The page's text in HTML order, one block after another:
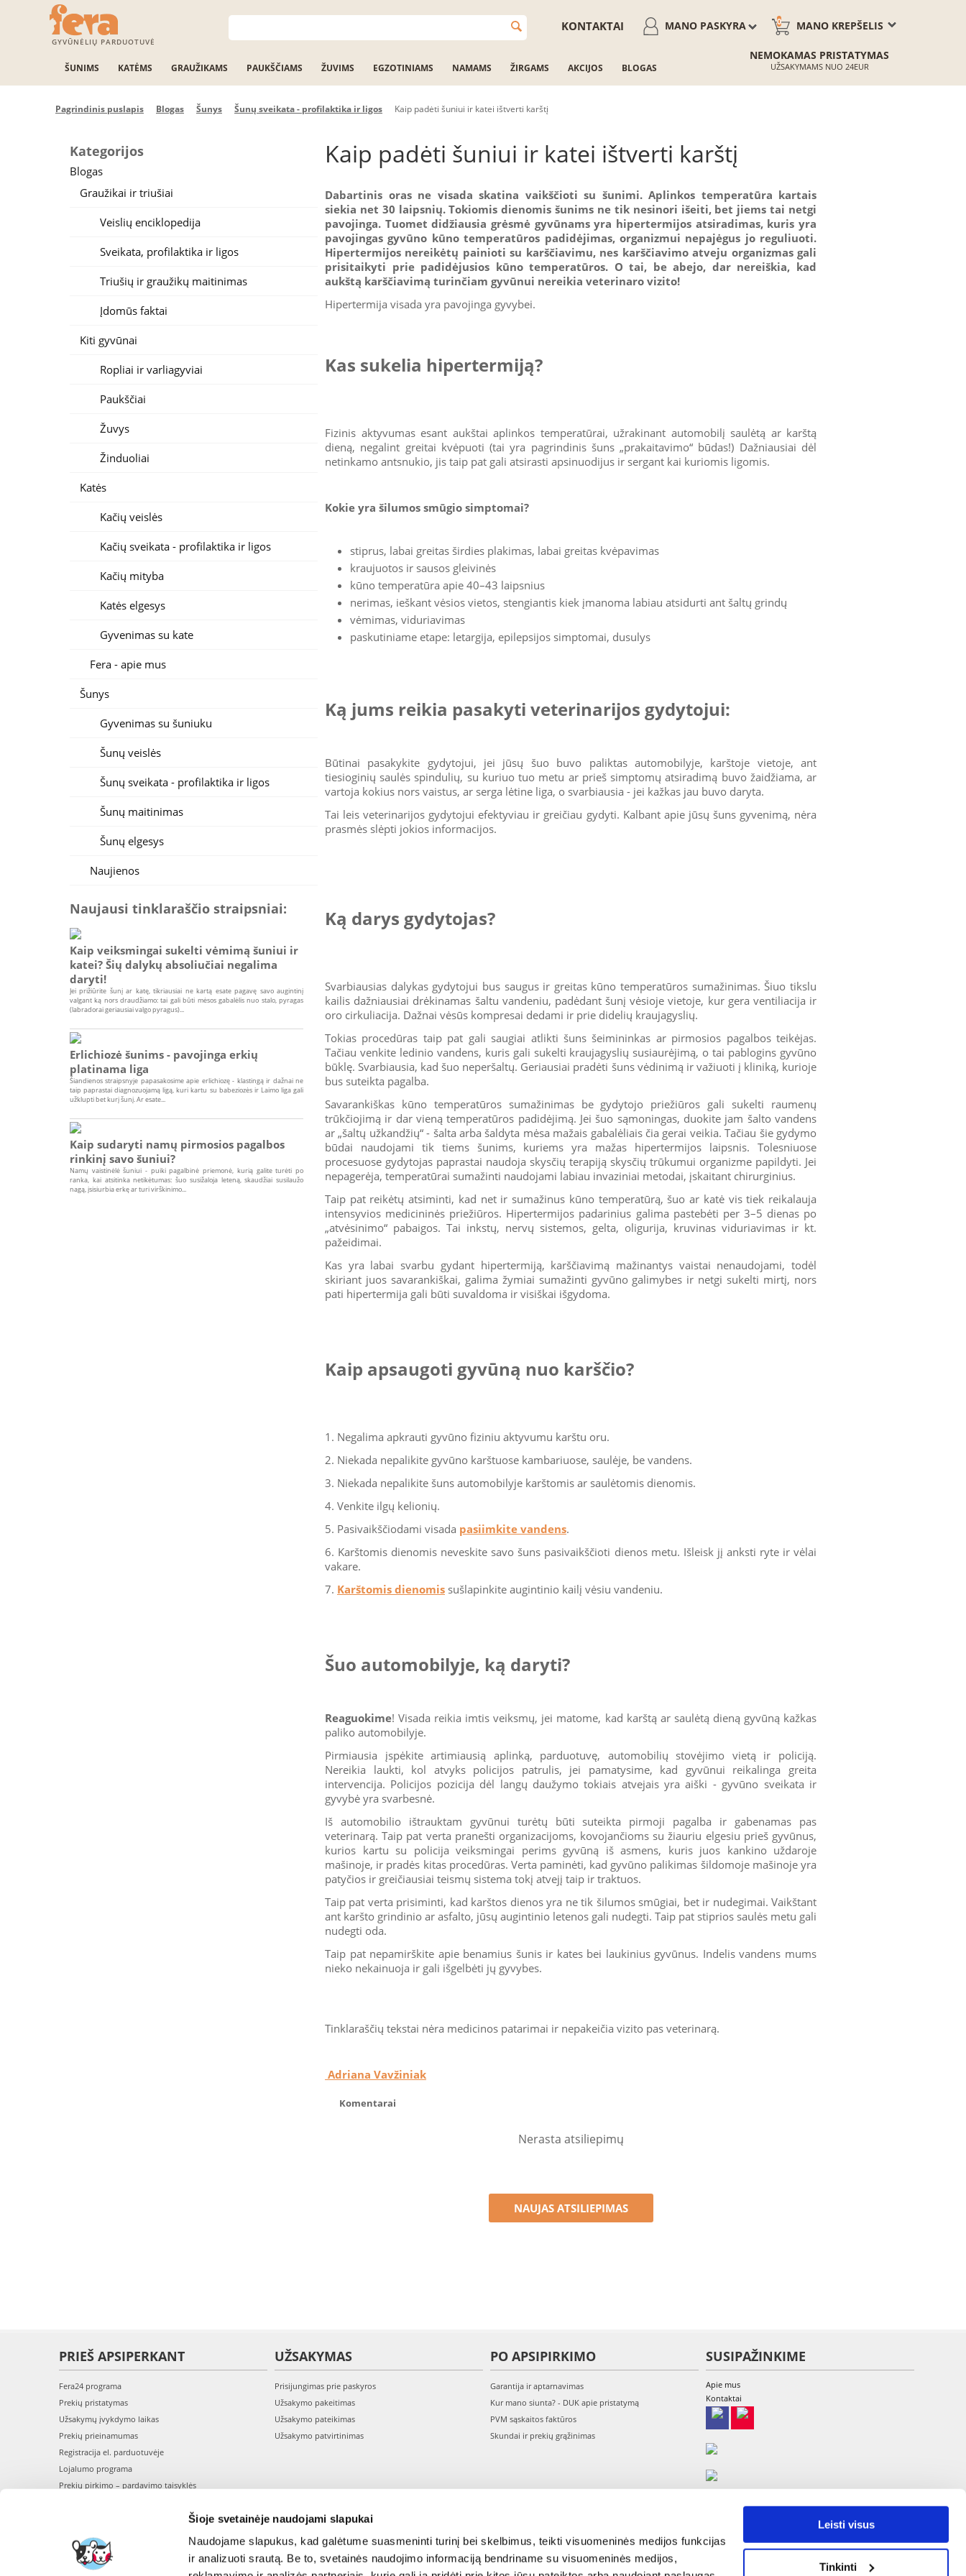
Šioje svetainėje naudojami slapukai
Naudojame slapukus, kad galėtume suasmeninti turinį bei skelbimus, teikti visuomeninės medijos funkcijas
ir analizuoti srautą. Be to, svetainės naudojimo informaciją bendriname su visuomeninės medijos,
Leisti visus
Tinkinti
GYVŪNĖLIŲ PARDUOTUVĖ
MANO KREPŠELIS
0
MANO PASKYRA
KONTAKTAI
ŠUNIMS KATĖMS GRAUŽIKAMS PAUKŠČIAMS ŽUVIMS EGZOTINIAMS NAMAMS ŽIRGAMS AKCIJOS BLOGAS
NEMOKAMAS PRISTATYMAS
UŽSAKYMAMS NUO 24EUR
Pagrindinis puslapis Blogas Šunys Šunų sveikata - profilaktika ir ligos Kaip padėti šuniui ir katei ištverti karštį
Kategorijos
Blogas
Graužikai ir triušiai
Veislių enciklopedija
Sveikata, profilaktika ir ligos
Triušių ir graužikų maitinimas
Įdomūs faktai
Kiti gyvūnai
Ropliai ir varliagyviai
Paukščiai
Žuvys
Žinduoliai
Katės
Kačių veislės
Kačių sveikata - profilaktika ir ligos
Kačių mityba
Katės elgesys
Gyvenimas su kate
Fera - apie mus
Šunys
Gyvenimas su šuniuku
Šunų veislės
Šunų sveikata - profilaktika ir ligos
Šunų maitinimas
Šunų elgesys
Naujienos
Naujausi tinklaraščio straipsniai:
Kaip veiksmingai sukelti vėmimą šuniui ir
katei? Šių dalykų absoliučiai negalima
daryti!
Jei prižiūrite šunį ar katę, tikriausiai ne kartą esate pagavę savo augintinį
valgant ką nors draudžiamo: tai gali būti mėsos gabalėlis nuo stalo, pyragas
(labradorai geriausiai valgo pyragus)...
Erlichiozė šunims - pavojinga erkių
platinama liga
Šiandienos straipsnyje papasakosime apie erlichiozę - klastingą ir dažnai ne
taip paprastai diagnozuojamą ligą, kuri kartu su babeziozės ir Laimo liga gali
užklupti bet kurį šunį. Ar esate...
Kaip sudaryti namų pirmosios pagalbos
rinkinį savo šuniui?
Namų vaistinėlė šuniui - puiki pagalbinė priemonė, kurią galite turėti po
ranka, kai atsitinka netikėtumas: šuo susižaloja leteną, skaudžiai susilaužo
nagą, įsisiurbia erkę ar turi virškinimo...
Kaip padėti šuniui ir katei ištverti karštį
Dabartinis oras ne visada skatina vaikščioti su šunimi. Aplinkos temperatūra kartais
siekia net 30 laipsnių. Tokiomis dienomis šunims ne tik nesinori išeiti, bet jiems tai netgi
pavojinga. Tuomet didžiausia grėsmė gyvūnams yra hipertermijos atsiradimas, kuris yra
pavojingas gyvūno kūno temperatūros padidėjimas, organizmui nepajėgus jo reguliuoti.
Hipertermijos nereikėtų painioti su karščiavimu, nes karščiavimo atveju organizmas gali
prisitaikyti prie padidėjusios kūno temperatūros. O tai, be abejo, dar nereiškia, kad
aukštą karščiavimą turinčiam gyvūnui nereikia veterinaro vizito!
Hipertermija visada yra pavojinga gyvybei.
Kas sukelia hipertermiją?
Fizinis aktyvumas esant aukštai aplinkos temperatūrai, užrakinant automobilį saulėtą ar karštą
dieną, negalint greitai kvėpuoti (tai yra pagrindinis šuns „prakaitavimo“ būdas!) Dažniausiai dėl
netinkamo antsnukio, jis taip pat gali atsirasti apsinuodijus ir sergant kai kuriomis ligomis.
Kokie yra šilumos smūgio simptomai?
stiprus, labai greitas širdies plakimas, labai greitas kvėpavimas
kraujuotos ir sausos gleivinės
kūno temperatūra apie 40–43 laipsnius
nerimas, ieškant vėsios vietos, stengiantis kiek įmanoma labiau atsidurti ant šaltų grindų
vėmimas, viduriavimas
paskutiniame etape: letargija, epilepsijos simptomai, dusulys
Ką jums reikia pasakyti veterinarijos gydytojui:
Būtinai pasakykite gydytojui, jei jūsų šuo buvo paliktas automobilyje, karštoje vietoje, ant
tiesioginių saulės spindulių, su kuriuo tuo metu ar prieš simptomų atsiradimą buvo žaidžiama, ar
vartoja kokius nors vaistus, ar serga lėtine liga, o svarbiausia - jei kažkas jau buvo daryta.
Tai leis veterinarijos gydytojui efektyviau ir greičiau gydyti. Kalbant apie jūsų šuns gyvenimą, nėra
prasmės slėpti jokios informacijos.
Ką darys gydytojas?
Svarbiausias dalykas gydytojui bus saugus ir greitas kūno temperatūros sumažinimas. Šiuo tikslu
kailis dažniausiai drėkinamas šaltu vandeniu, padėdant šunį vėsioje vietoje, kur gera ventiliacija ir
oro cirkuliacija. Dažnai vėsūs kompresai dedami ir prie didelių kraujagyslių.
Tokias procedūras taip pat gali saugiai atlikti šuns šeimininkas ar pirmosios pagalbos teikėjas.
Tačiau venkite ledinio vandens, kuris gali sukelti kraujagyslių susiaurėjimą, o tai pablogins gyvūno
būklę. Svarbiausia, kad šuo neperšaltų. Geriausiai pradėti šuns vėdinimą ir važiuoti į kliniką, kurioje
bus suteikta pagalba.
Savarankiškas kūno temperatūros sumažinimas be gydytojo priežiūros gali sukelti raumenų
trūkčiojimą ir dar vieną temperatūros padidėjimą. Jei šuo sąmoningas, duokite jam šalto vandens
ar „šaltų užkandžių“ - šalta arba šaldyta mėsa mažais gabalėliais čia gerai veikia. Tačiau šie gydymo
būdai naudojami tik tiems šunims, kuriems yra mažas hipertermijos laipsnis. Tolesniuose
procesuose gydytojas paprastai naudoja skysčių terapiją skysčių trūkumui organizme papildyti. Jei
nepagerėja, temperatūrai sumažinti naudojami labiau invaziniai metodai, įskaitant chirurginius.
Taip pat reikėtų atsiminti, kad net ir sumažinus kūno temperatūrą, šuo ar katė vis tiek reikalauja
intensyvios medicininės priežiūros. Hipertermijos padarinius galima pastebėti per 3–5 dienas po
„atvėsinimo“ pabaigos. Tai inkstų, nervų sistemos, gelta, oligurija, kruvinas viduriavimas ir kt.
pažeidimai.
Kas yra labai svarbu gydant hipertermiją, karščiavimą mažinantys vaistai nenaudojami, todėl
skiriant juos savarankiškai, galima žymiai sumažinti gyvūno galimybes ir netgi sukelti mirtį, nors
pati hipertermija gali būti suvaldoma ir visiškai išgydoma.
Kaip apsaugoti gyvūną nuo karščio?
1. Negalima apkrauti gyvūno fiziniu aktyvumu karštu oru.
2. Niekada nepalikite gyvūno karštuose kambariuose, saulėje, be vandens.
3. Niekada nepalikite šuns automobilyje karštomis ar saulėtomis dienomis.
4. Venkite ilgų kelionių.
5. Pasivaikščiodami visada pasiimkite vandens.
6. Karštomis dienomis neveskite savo šuns pasivaikščioti dienos metu. Išleisk jį anksti ryte ir vėlai
vakare.
7. Karštomis dienomis sušlapinkite augintinio kailį vėsiu vandeniu.
Šuo automobilyje, ką daryti?
Reaguokime! Visada reikia imtis veiksmų, jei matome, kad karštą ar saulėtą dieną gyvūną kažkas
paliko automobilyje.
Pirmiausia įspėkite artimiausią aplinką, parduotuvę, automobilių stovėjimo vietą ir policiją.
Nereikia laukti, kol atvyks policijos patrulis, jei pamatysime, kad gyvūnui reikalinga greita
intervencija. Policijos pozicija dėl langų daužymo tokiais atvejais yra aiški - gyvūno sveikata ir
gyvybė yra svarbesnė.
Iš automobilio ištrauktam gyvūnui turėtų būti suteikta pirmoji pagalba ir gabenamas pas
veterinarą. Taip pat verta pranešti organizacijoms, kovojančioms su žiauriu elgesiu prieš gyvūnus,
kurios kartu su policija veiksmingai perims gyvūną iš asmens, kuris juos kankino uždaroje
mašinoje, ir pradės kitas procedūras. Verta paminėti, kad gyvūno palikimas šildomoje mašinoje yra
patyčios ir greičiausiai teismų sistema tokį atvejį taip ir traktuos.
Taip pat verta prisiminti, kad karštos dienos yra ne tik šilumos smūgiai, bet ir nudegimai. Vaikštant
ant karšto grindinio ar asfalto, jūsų augintinio letenos gali nudegti. Taip pat stiprios saulės metu gali
nudegti oda.
Taip pat nepamirškite apie benamius šunis ir kates bei laukinius gyvūnus. Indelis vandens mums
nieko nekainuoja ir gali išgelbėti jų gyvybes.
Tinklaraščių tekstai nėra medicinos patarimai ir nepakeičia vizito pas veterinarą.
Adriana Vavžiniak
Komentarai
Nerasta atsiliepimų
NAUJAS ATSILIEPIMAS
PRIEŠ APSIPERKANT
Fera24 programa
Prekių pristatymas
Užsakymų įvykdymo laikas
Prekių prieinamumas
Registracija el. parduotuvėje
Lojalumo programa
Prekių pirkimo – pardavimo taisyklės
UŽSAKYMAS
Prisijungimas prie paskyros
Užsakymo pakeitimas
Užsakymo pateikimas
Užsakymo patvirtinimas
PO APSIPIRKIMO
Garantija ir aptarnavimas
Kur mano siunta? - DUK apie pristatymą
PVM sąskaitos faktūros
Skundai ir prekių grąžinimas
SUSIPAŽINKIME
Apie mus
Kontaktai
UAB Etina, A. Goštauto g. 8-220, LT-01108 Vilnius